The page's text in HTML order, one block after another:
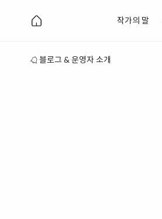
작가의 말
블로그 & 운영자 소개